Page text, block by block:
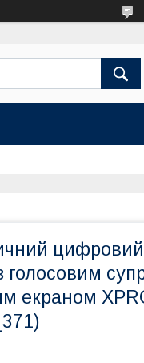
голосовим
екраном